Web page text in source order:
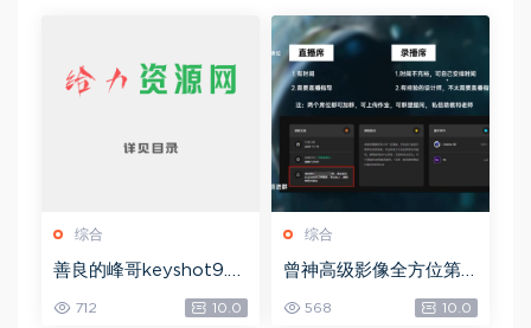
综合
善良的峰哥keyshot9.0
自学宝典，网盘下载(2.3
6G)
712 10.0
综合
曾神高级影像全方位第
四期，网盘下载(49.08
G)
568 10.0